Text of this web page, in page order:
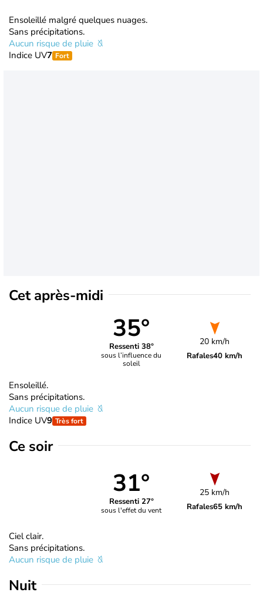
Ensoleillé malgré quelques nuages.
Sans précipitations.
Aucun risque de pluie
Indice UV7 Fort
Cet après-midi
35°
Ressenti 38°
sous l’influence du
soleil
20 km/h
Rafales40 km/h
Ensoleillé.
Sans précipitations.
Aucun risque de pluie
Indice UV9 Très fort
Ce soir
31°
Ressenti 27°
sous l'effet du vent
25 km/h
Rafales65 km/h
Ciel clair.
Sans précipitations.
Aucun risque de pluie
Nuit